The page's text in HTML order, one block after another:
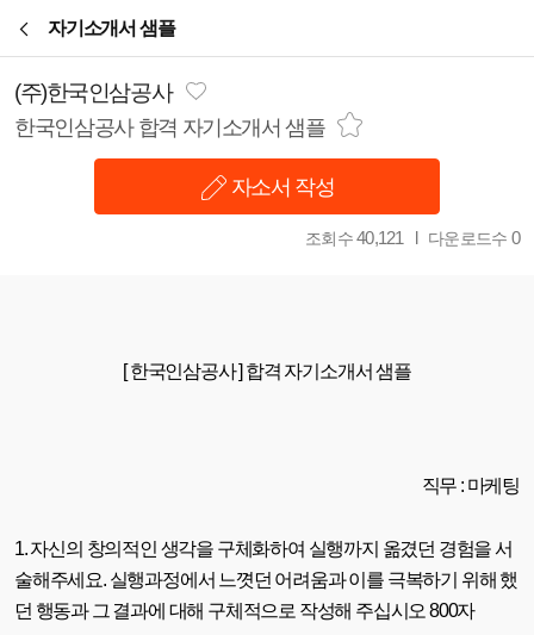
자기소개서 샘플
(주)한국인삼공사
한국인삼공사 합격 자기소개서 샘플
자소서 작성
조회수40,121 다운로드수 0
[ 한국인삼공사 ] 합격 자기소개서 샘플
직무 : 마케팅
1. 자신의 창의적인 생각을 구체화하여 실행까지 옮겼던 경험을 서
술해주세요. 실행과정에서 느꼇던 어려움과 이를 극복하기 위해 했
던 행동과 그 결과에 대해 구체적으로 작성해 주십시오 800자